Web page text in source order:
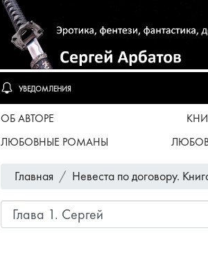
УВЕДОМЛЕНИЯ
ОБ АВТОРЕ
ЛЮБОВНЫЕ РОМАНЫ
Главная Невеста по договору.